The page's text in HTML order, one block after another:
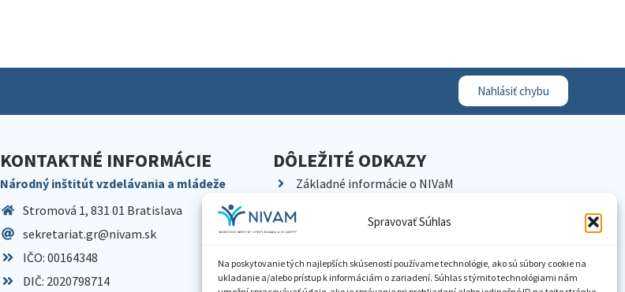
Spravovať Súhlas
Na poskytovanie tých najlepších skúseností používame technológie, ako sú súbory cookie na
ukladanie a/alebo prístup k informáciám o zariadení. Súhlas s týmito technológiami nám
Nahlásiť chybu
KONTAKTNÉ INFORMÁCIE
Národný inštitút vzdelávania a mládeže
Stromová 1, 831 01 Bratislava
sekretariat.gr@nivam.sk
IČO: 00164348
DIČ: 2020798714
DÔLEŽITÉ ODKAZY
Základné informácie o NIVaM
Kariéra
Pracoviská NIVaM